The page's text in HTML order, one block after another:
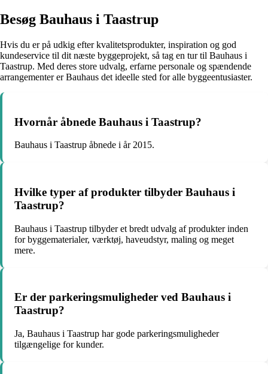
Besøg Bauhaus i Taastrup
Hvis du er på udkig efter kvalitetsprodukter, inspiration og god
kundeservice til dit næste byggeprojekt, så tag en tur til Bauhaus i
Taastrup. Med deres store udvalg, erfarne personale og spændende
arrangementer er Bauhaus det ideelle sted for alle byggeentusiaster.
Hvornår åbnede Bauhaus i Taastrup?
Bauhaus i Taastrup åbnede i år 2015.
Hvilke typer af produkter tilbyder Bauhaus i
Taastrup?
Bauhaus i Taastrup tilbyder et bredt udvalg af produkter inden
for byggematerialer, værktøj, haveudstyr, maling og meget
mere.
Er der parkeringsmuligheder ved Bauhaus i
Taastrup?
Ja, Bauhaus i Taastrup har gode parkeringsmuligheder
tilgængelige for kunder.